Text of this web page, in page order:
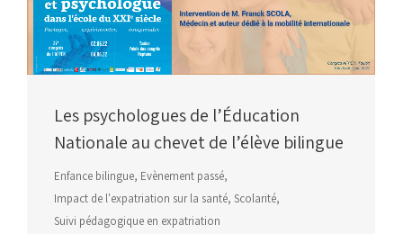
Les psychologues de l’Éducation
Nationale au chevet de l’élève bilingue
Enfance bilingue, Evènement passé,
Impact de l'expatriation sur la santé, Scolarité,
Suivi pédagogique en expatriation